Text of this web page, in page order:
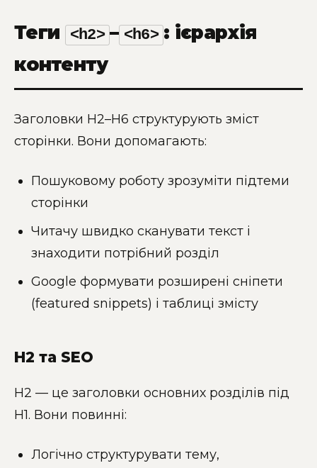
Теги <h2> – <h6> : ієрархія
контенту
Заголовки H2–H6 структурують зміст
сторінки. Вони допомагають:
Пошуковому роботу зрозуміти підтеми
сторінки
Читачу швидко сканувати текст і
знаходити потрібний розділ
Google формувати розширені сніпети
(featured snippets) і таблиці змісту
H2 та SEO
H2 — це заголовки основних розділів під
H1. Вони повинні:
Логічно структурувати тему,